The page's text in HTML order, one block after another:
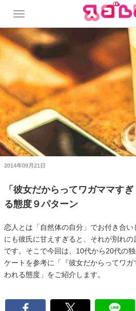
2014年09月21日
「彼女だからってワガママす
る態度９パターン
恋人とは「自然体の自分」でお付き合い
にも彼氏に甘えすぎると、それが別れの
です。そこで今回は、10代から20代の
ケートを参考に「『彼女だからってワ
われる態度」をご紹介します。